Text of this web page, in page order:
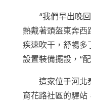
“我們早出晚
熱戴著頭盔東奔西
疾速吹干，舒暢多
設置裝備擺設，“
這家位于河北
育花路社區的驛